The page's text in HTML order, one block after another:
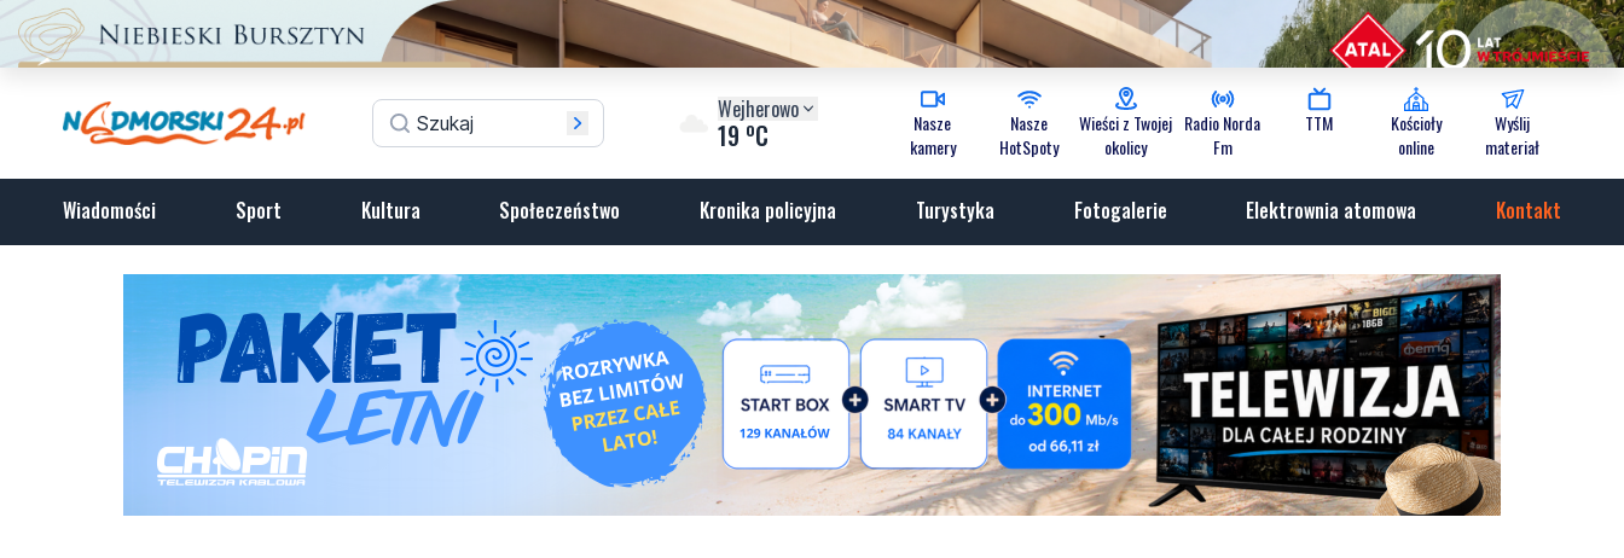
Wejherowo
19 oC
Nasze
kamery
Nasze
HotSpoty
Wieści z Twojej
okolicy
Radio Norda
Fm
TTM
Kościoły
online
Wyślij
materiał
Wiadomości Sport Kultura Społeczeństwo Kronika policyjna Turystyka Fotogalerie Elektrownia atomowa Kontakt